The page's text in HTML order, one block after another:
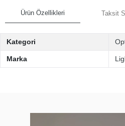
Ürün Özellikleri Taksit
Kategori
Marka